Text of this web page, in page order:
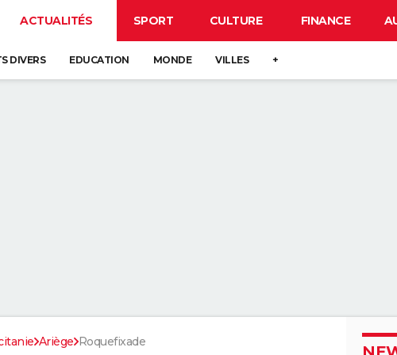
ACTUALITÉS SPORT CULTURE FINANCE
DIVERS EDUCATION MONDE VILLES +
Ariège Roquefixade